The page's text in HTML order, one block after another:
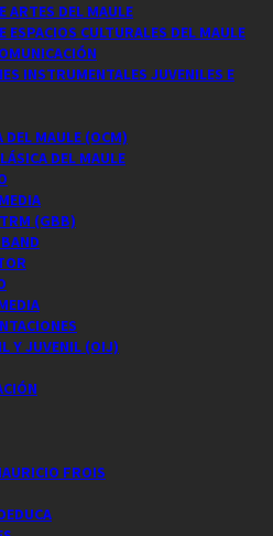
ARTES DEL MAULE
ESPACIOS CULTURALES DEL MAULE
INSTRUMENTALES JUVENILES E
DEL MAULE (OCM)
DEL MAULE
(GBB)
Y JUVENIL (OIJ)
FROIS